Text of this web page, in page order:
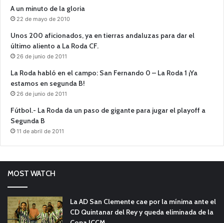
A un minuto de la gloria
22 de mayo de 2010
Unos 200 aficionados, ya en tierras andaluzas para dar el
último aliento a La Roda CF.
26 de junio de 2011
La Roda habló en el campo: San Fernando 0 – La Roda 1 ¡Ya
estamos en segunda B!
26 de junio de 2011
Fútbol.- La Roda da un paso de gigante para jugar el playoff a
Segunda B
11 de abril de 2011
MOST WATCH
La AD San Clemente cae por la mínima ante el
CD Quintanar del Rey y queda eliminada de la